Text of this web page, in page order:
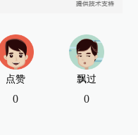
点赞
0
飘过
0